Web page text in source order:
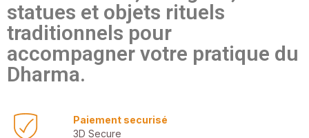
statues et objets rituels
traditionnels pour
accompagner votre pratique du
Dharma.
Paiement securisé
3D Secure